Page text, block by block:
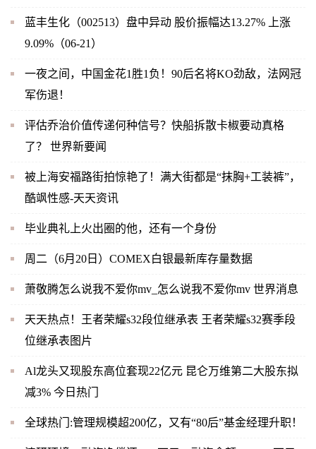
蓝丰生化（002513）盘中异动 股价振幅达13.27% 上涨
9.09%（06-21）
一夜之间，中国金花1胜1负！90后名将KO劲敌，法网冠
军伤退！
评估乔治价值传递何种信号？快船拆散卡椒要动真格
了？ 世界新要闻
被上海安福路街拍惊艳了！满大街都是“抹胸+工装裤”，
酷飒性感-天天资讯
毕业典礼上火出圈的他，还有一个身份
周二（6月20日）COMEX白银最新库存量数据
萧敬腾怎么说我不爱你mv_怎么说我不爱你mv 世界消息
天天热点！王者荣耀s32段位继承表 王者荣耀s32赛季段
位继承表图片
Al龙头又现股东高位套现22亿元 昆仑万维第二大股东拟
减3% 今日热门
全球热门:管理规模超200亿，又有“80后”基金经理升职！